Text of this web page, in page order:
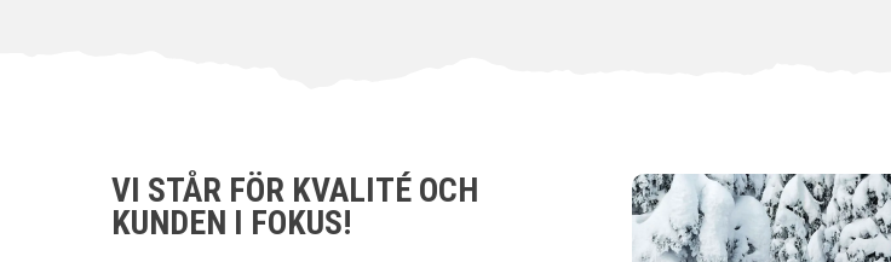
VI STÅR FÖR KVALITÉ OCH
KUNDEN I FOKUS!